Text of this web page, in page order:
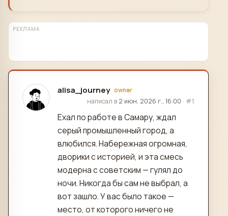
РЕКЛАМА
alisa_journey owner
отредактировано
написал в 2 июн. 2026 г., 16:00 · #1
Ехал по работе в Самару, ждал
серый промышленный город, а
влюбился. Набережная огромная,
дворики с историей, и эта смесь
модерна с советским — гулял до
ночи. Никогда бы сам не выбрал, а
вот зашло. У вас было такое —
место, от которого ничего не